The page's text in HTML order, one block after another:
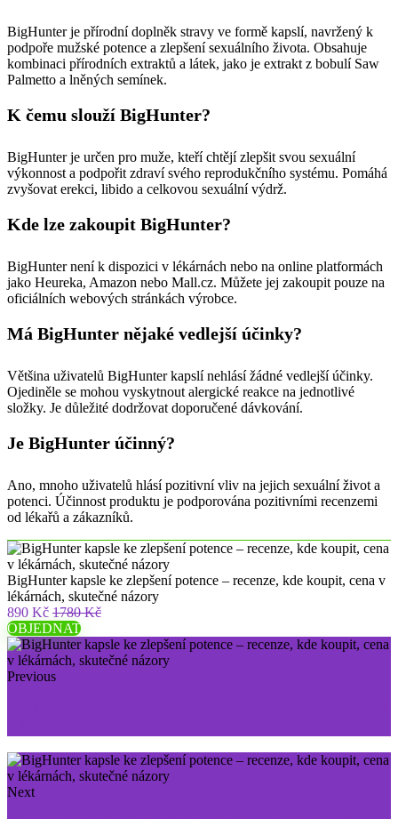
BigHunter je přírodní doplněk stravy ve formě kapslí, navržený k
podpoře mužské potence a zlepšení sexuálního života. Obsahuje
kombinaci přírodních extraktů a látek, jako je extrakt z bobulí Saw
Palmetto a lněných semínek.
K čemu slouží BigHunter?
BigHunter je určen pro muže, kteří chtějí zlepšit svou sexuální
výkonnost a podpořit zdraví svého reprodukčního systému. Pomáhá
zvyšovat erekci, libido a celkovou sexuální výdrž.
Kde lze zakoupit BigHunter?
BigHunter není k dispozici v lékárnách nebo na online platformách
jako Heureka, Amazon nebo Mall.cz. Můžete jej zakoupit pouze na
oficiálních webových stránkách výrobce.
Má BigHunter nějaké vedlejší účinky?
Většina uživatelů BigHunter kapslí nehlásí žádné vedlejší účinky.
Ojediněle se mohou vyskytnout alergické reakce na jednotlivé
složky. Je důležité dodržovat doporučené dávkování.
Je BigHunter účinný?
Ano, mnoho uživatelů hlásí pozitivní vliv na jejich sexuální život a
potenci. Účinnost produktu je podporována pozitivními recenzemi
od lékařů a zákazníků.
BigHunter kapsle ke zlepšení potence – recenze, kde koupit, cena v
lékárnách, skutečné názory
890 Kč 1780 Kč
OBJEDNAT
Previous
Next